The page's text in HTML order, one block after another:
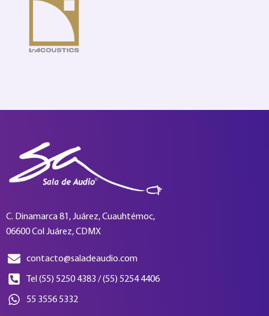
C. Dinamarca 81, Juárez, Cuauhtémoc,
06600 Col Juárez, CDMX
contacto@saladeaudio.com
Tel (55) 5250 4383 / (55) 5254 4406
55 3556 5332